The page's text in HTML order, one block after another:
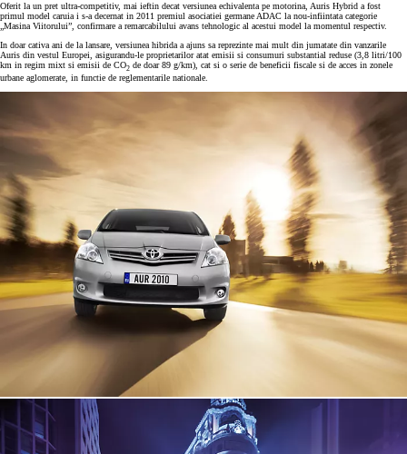
Oferit la un pret ultra-competitiv, mai ieftin decat versiunea echivalenta pe motorina, Auris Hybrid a fost
primul model caruia i s-a decernat in 2011 premiul asociatiei germane ADAC la nou-infiintata categorie
„Masina Viitorului”, confirmare a remarcabilului avans tehnologic al acestui model la momentul respectiv.
In doar cativa ani de la lansare, versiunea hibrida a ajuns sa reprezinte mai mult din jumatate din vanzarile
Auris din vestul Europei, asigurandu-le proprietarilor atat emisii si consumuri substantial reduse (3,8 litri/100
km in regim mixt si emisii de CO2 de doar 89 g/km), cat si o serie de beneficii fiscale si de acces in zonele
urbane aglomerate, in functie de reglementarile nationale.